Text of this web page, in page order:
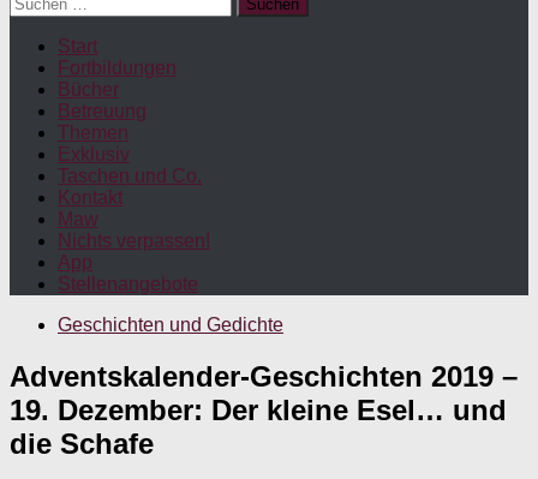
nach:
Start
Fortbildungen
Bücher
Betreuung
Themen
Exklusiv
Taschen und Co.
Kontakt
Maw
Nichts verpassen!
App
Stellenangebote
Geschichten und Gedichte
Adventskalender-Geschichten 2019 –
19. Dezember: Der kleine Esel… und
die Schafe